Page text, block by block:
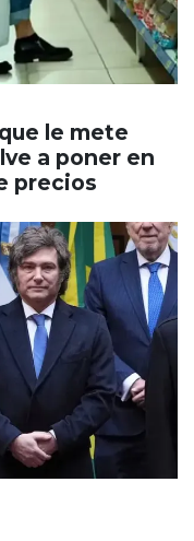
le mete
a poner en
precios